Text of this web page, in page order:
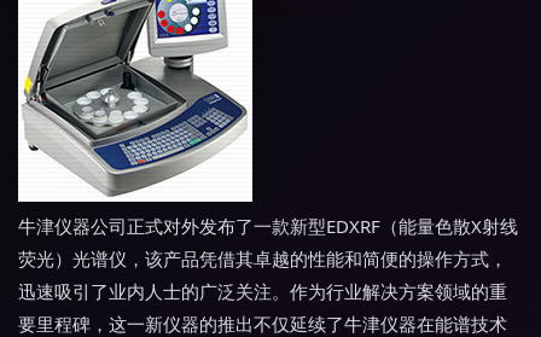
牛津仪器公司正式对外发布了一款新型EDXRF（能量色散X射线
荧光）光谱仪，该产品凭借其卓越的性能和简便的操作方式，
迅速吸引了业内人士的广泛关注。作为行业解决方案领域的重
要里程碑，这一新仪器的推出不仅延续了牛津仪器在能谱技术